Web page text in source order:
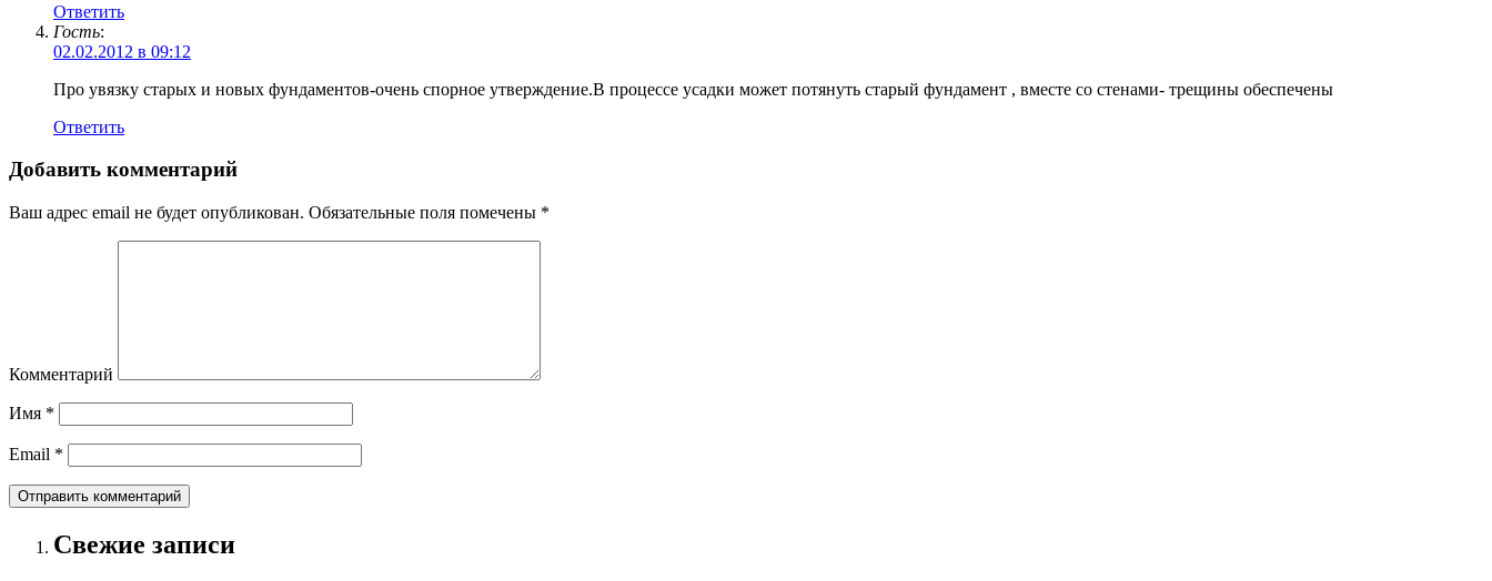
Ответить
Гость:
02.02.2012 в 09:12
Про увязку старых и новых фундаментов-очень спорное утверждение.В процессе усадки может потянуть старый фундамент , вместе со стенами- трещины обеспечены
Ответить
Добавить комментарий
Ваш адрес email не будет опубликован. Обязательные поля помечены *
Комментарий
Имя *
Email *
Свежие записи